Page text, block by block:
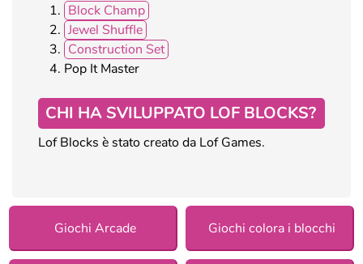
Block Champ
Jewel Shuffle
Construction Set
Pop It Master
CHI HA SVILUPPATO LOF BLOCKS?
Lof Blocks è stato creato da Lof Games.
Giochi Arcade Giochi colora i blocchi